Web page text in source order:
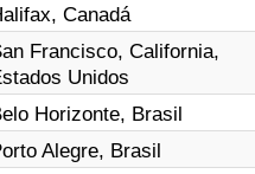
Canadá
Francisco, California,
Unidos
Horizonte, Brasil
Alegre, Brasil